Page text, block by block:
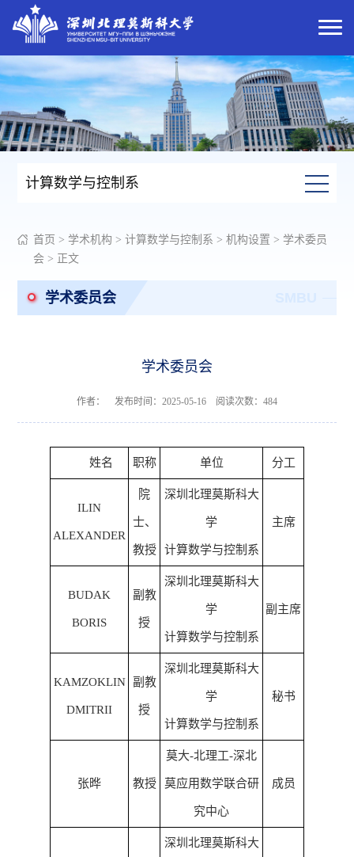
计算数学与控制系
首页 > 学术机构 >计算数学与控制系 >机构设置 > 学术委员
会 > 正文
学术委员会
学术委员会
作者： 发布时间：2025-05-16 阅读次数： 484
姓名 职称 单位 分工
ILIN
ALEXANDER
院
士、
教授
深圳北理莫斯科大
学
计算数学与控制系
主席
BUDAK
BORIS
副教
授
深圳北理莫斯科大
学
计算数学与控制系
副主席
KAMZOKLIN
DMITRII
副教
授
深圳北理莫斯科大
学
计算数学与控制系
秘书
张晔 教授
莫大-北理工-深北
莫应用数学联合研
究中心
成员
深圳北理莫斯科大